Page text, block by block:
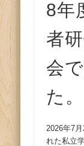
8年
者
会
た。
2026年7
れた私立